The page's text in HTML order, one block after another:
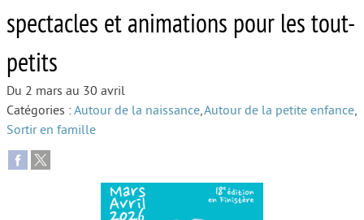
Autour de l’enfance
Face au deuil
spectacles et animations pour les tout-
petits
Du 2 mars au 30 avril
Catégories :Autour de la naissance,Autour de la petite enfance,
Sortir en famille